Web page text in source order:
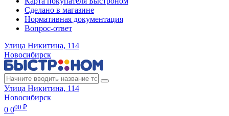
Сделано в магазине
Нормативная документация
Вопрос-ответ
Улица Никитина, 114
Новосибирск
Улица Никитина, 114
Новосибирск
0 000 ₽